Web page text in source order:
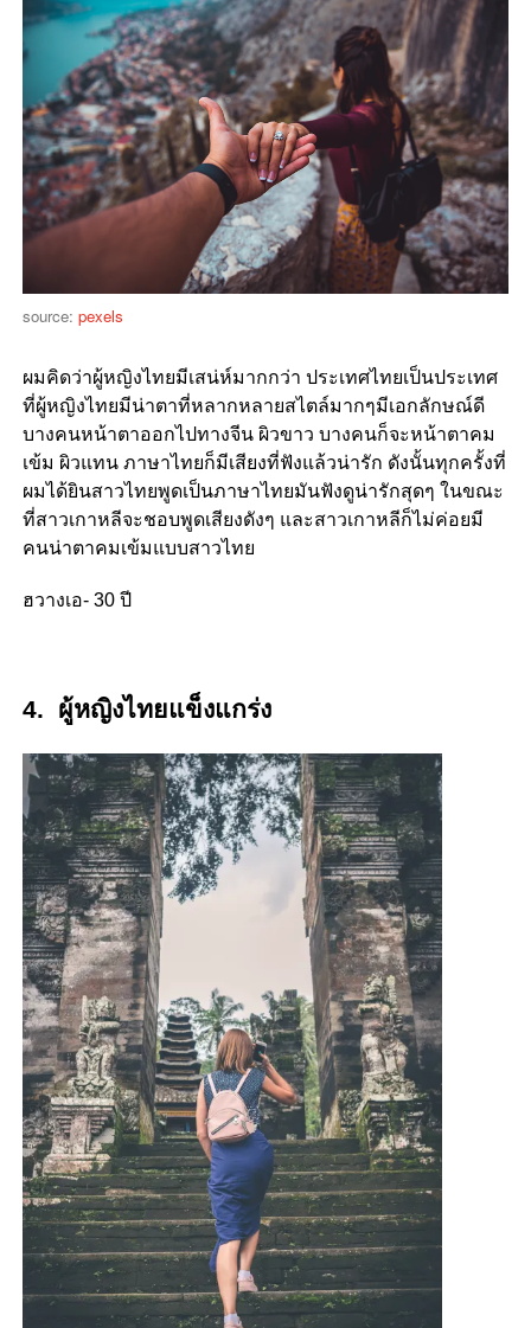
source: pexels
ผมคิดว่าผู้หญิงไทยมีเสน่ห์มากกว่า ประเทศไทยเป็นประเทศ
ที่ผู้หญิงไทยมีน่าตาที่หลากหลายสไตล์มากๆมีเอกลักษณ์ดี
บางคนหน้าตาออกไปทางจีน ผิวขาว บางคนก็จะหน้าตาคม
เข้ม ผิวแทน ภาษาไทยก็มีเสียงที่ฟังแล้วน่ารัก ดังนั้นทุกครั้งที่
ผมได้ยินสาวไทยพูดเป็นภาษาไทยมันฟังดูน่ารักสุดๆ ในขณะ
ที่สาวเกาหลีจะชอบพูดเสียงดังๆ และสาวเกาหลีก็ไม่ค่อยมี
คนน่าตาคมเข้มแบบสาวไทย
ฮวางเอ- 30 ปี
4. ผู้หญิงไทยแข็งแกร่ง